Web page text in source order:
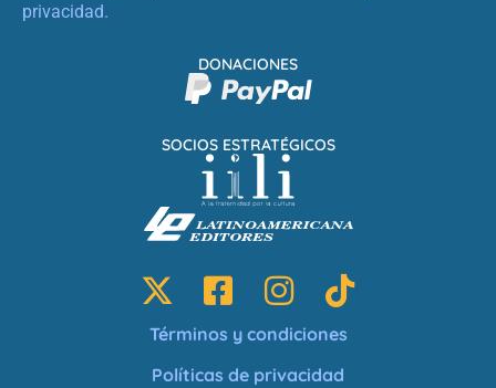
privacidad.
SOCIOS ESTRATÉGICOS
DONACIONES
Términos y condiciones
Políticas de privacidad